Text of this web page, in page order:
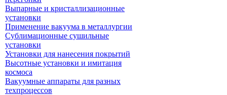
Выпарные и кристаллизационные
установки
Применение вакуума в металлургии
Сублимационные сушильные
установки
Установки для нанесения покрытий
Высотные установки и имитация
космоса
Вакуумные аппараты для разных
техпроцессов